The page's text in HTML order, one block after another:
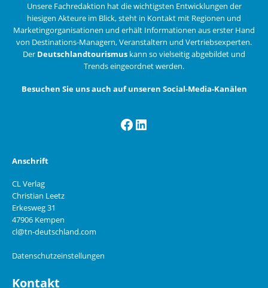
Unsere Fachredaktion hat die wichtigsten Entwicklungen der
hiesigen Akteure im Blick, steht in Kontakt mit Regionen und
Marketingorganisationen und erhält Informationen aus erster Hand
von Destinations-Managern, Veranstaltern und Vertriebsexperten.
Der Deutschlandtourismus kann so vielseitig abgebildet und
Trends eingeordnet werden.
Besuchen Sie uns auch auf unseren Social-Media-Kanälen
Facebook
LinkedIn
Anschrift
CL Verlag
Christian Leetz
Erkesweg 31
47906 Kempen
cl@tn-deutschland.com
Datenschutzeinstellungen
Kontakt